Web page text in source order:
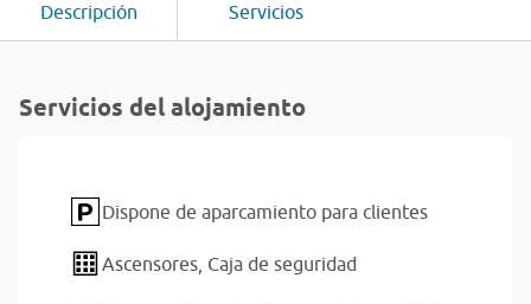
Descripción Servicios
Servicios del alojamiento
Dispone de aparcamiento para clientes
Ascensores, Caja de seguridad